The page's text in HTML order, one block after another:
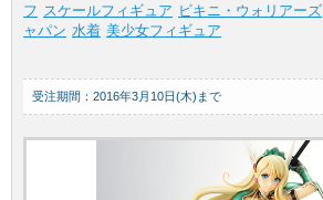
フ スケールフィギュア ビキニ・ウォリアーズ
ャパン 水着 美少女フィギュア
受注期間：2016年3月10日(木)まで